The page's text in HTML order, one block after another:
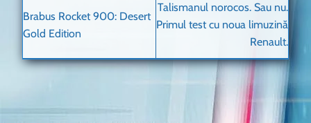
Brabus Rocket 900: Desert
Gold Edition
Talismanul norocos. Sau nu.
Primul test cu noua limuzină
Renault.